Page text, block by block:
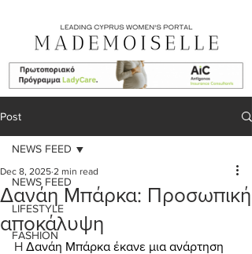
Post
NEWS FEED
LIFESTYLE
FASHION
NEWS FEED
Δανάη Μπάρκα: Προσωπική
αποκάλυψη
Dec 8, 2025 2 min read
Η Δανάη Μπάρκα έκανε μια ανάρτηση